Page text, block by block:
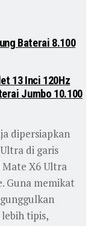
Baterai 8.100
13 Inci 120Hz
Jumbo 10.100
dipersiapkan
di garis
X6 Ultra
Guna memikat
tipis,